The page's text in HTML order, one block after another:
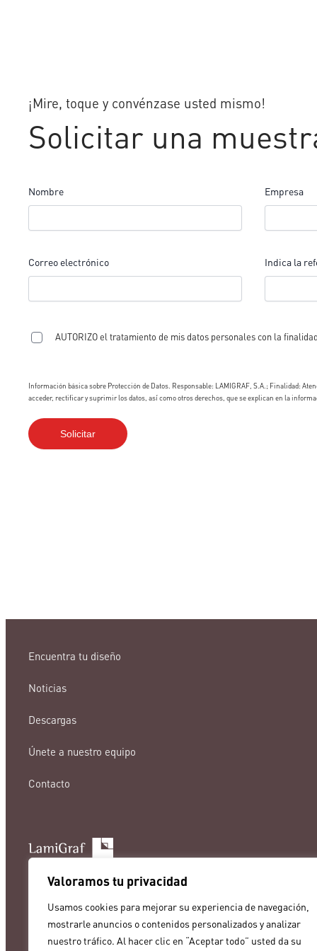
Valoramos tu privacidad
Usamos cookies para mejorar su experiencia de navegación,
mostrarle anuncios o contenidos personalizados y analizar
nuestro tráfico. Al hacer clic en “Aceptar todo” usted da su
¡Mire, toque y convénzase usted mismo!
Solicitar una
Nombre Empresa
Correo electrónico Indica la
AUTORIZO el tratamiento de mis datos personales con la
Información básica sobre Protección de Datos. Responsable: LAMIGRAF, S.A.; Finalidad:
acceder, rectificar y suprimir los datos, así como otros derechos, que se explican en la
Encuentra tu diseño
Noticias
Descargas
Únete a nuestro equipo
Contacto
lamigraf@lamigraf.com